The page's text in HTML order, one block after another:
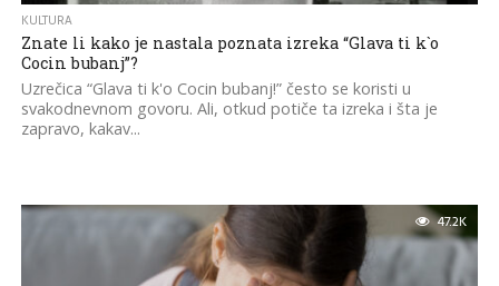
KULTURA
Znate li kako je nastala poznata izreka “Glava ti k`o
Cocin bubanj”?
Uzrečica “Glava ti k'o Cocin bubanj!” često se koristi u
svakodnevnom govoru. Ali, otkud potiče ta izreka i šta je
zapravo, kakav...
47.2K